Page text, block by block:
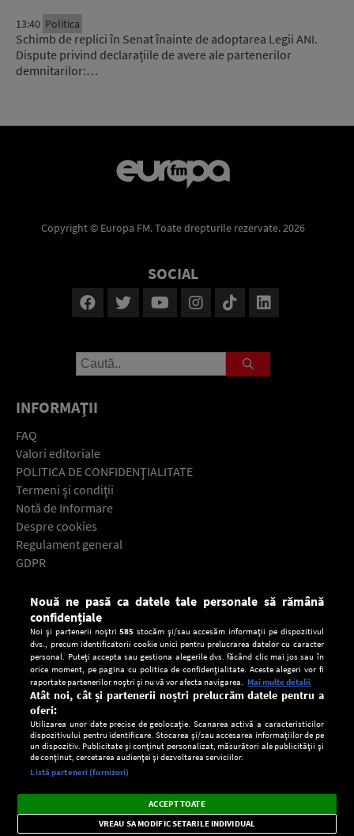
CONFIDENŢIALITATE
13:40 Politica
Schimb de replici în Senat înainte de adoptarea Legii ANI.
Dispute privind declarațiile de avere ale partenerilor
demnitarilor:…
Copyright © Europa FM. Toate drepturile rezervate. 2026
SOCIAL
INFORMAŢII
FAQ
Valori editoriale
POLITICA DE CONFIDENŢIALITATE
Termeni şi condiţii
Notă de Informare
Despre cookies
Regulament general
GDPR
Descarcă gratuit aplicaţia Europa FM pentru smartphone:
Setări:
Dark
Mode
Radio live, podcasturi, știri și alerte
importante.
×
Nouă ne pasă ca datele tale personale să rămână
confidențiale
Noi și partenerii noștri585 stocăm și/sau accesăm informații pe dispozitivul
dvs., precum identificatorii cookie unici pentru prelucrarea datelor cu caracter
personal. Puteți accepta sau gestiona alegerile dvs. făcând clic mai jos sau în
orice moment, pe pagina cu politica de confidențialitate. Aceste alegeri vor fi
raportate partenerilor noștri și nu vă vor afecta navigarea. Mai multe detalii
Atât noi, cât și partenerii noștri prelucrăm datele pentru a
oferi:
Utilizarea unor date precise de geolocație. Scanarea activă a caracteristicilor
dispozitivului pentru identificare. Stocarea și/sau accesarea informațiilor de pe
un dispozitiv. Publicitate și conținut personalizat, măsurători ale publicității și
de conținut, cercetarea audienței și dezvoltarea serviciilor.
Listă parteneri (furnizori)
ACCEPT TOATE
VREAU SA MODIFIC SETARILE INDIVIDUAL